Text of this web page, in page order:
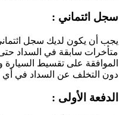
سجل ائتماني :
يجب أن يكون لديك سجل
متأخرات سابقة في السداد
الموافقة على تقسيط
دون التخلف عن السداد في
الدفعة الأولى :